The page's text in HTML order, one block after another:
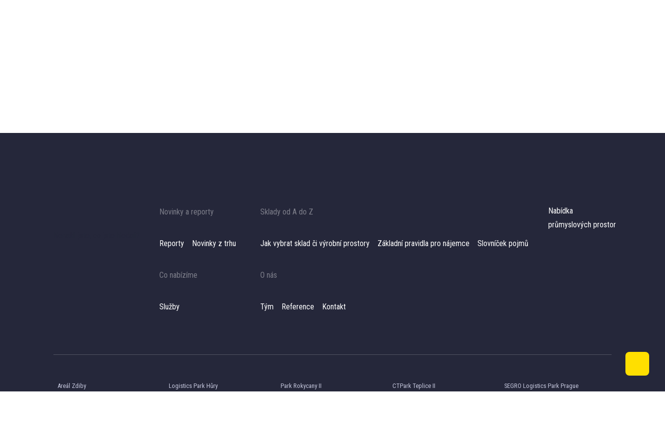
Novinky a reporty
Reporty Novinky z trhu
Co nabízíme
Služby
Sklady od A do Z
Jak vybrat sklad či výrobní prostory​ Základní pravidla pro nájemce Slovníček pojmů
O nás
Tým Reference Kontakt
Nabídka
průmyslových prostor
Areál Zdiby Logistics Park Hůry Park Rokycany II CTPark Teplice II
SEGRO Logistics Park Prague